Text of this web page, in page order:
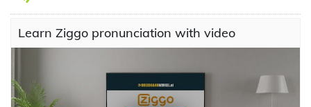
Learn Ziggo pronunciation with video